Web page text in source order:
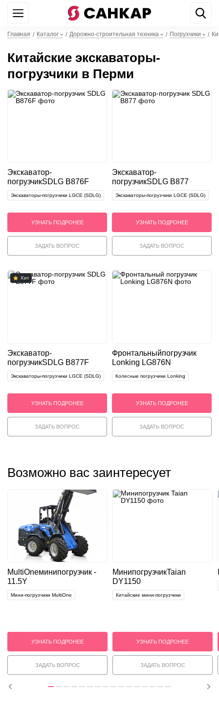
Главная / Каталог / Дорожно-строительная техника / Погрузчики /
Китайские экскаваторы-
погрузчики в Перми
Экскаватор-
погрузчикSDLG B876F
Экскаваторы-погрузчики LGCE (SDLG)
УЗНАТЬ ПОДРОНЕЕ
ЗАДАТЬ ВОПРОС
Экскаватор-
погрузчикSDLG B877
Экскаваторы-погрузчики LGCE (SDLG)
УЗНАТЬ ПОДРОНЕЕ
ЗАДАТЬ ВОПРОС
Хит
Экскаватор-
погрузчикSDLG B877F
Экскаваторы-погрузчики LGCE (SDLG)
УЗНАТЬ ПОДРОНЕЕ
ЗАДАТЬ ВОПРОС
Фронтальныйпогрузчик
Lonking LG876N
Колесные погрузчики Lonking
УЗНАТЬ ПОДРОНЕЕ
ЗАДАТЬ ВОПРОС
Возможно вас заинтересует
MultiOneминипогрузчик -
11.5Y
Мини-погрузчики MultiOne
УЗНАТЬ ПОДРОНЕЕ
ЗАДАТЬ ВОПРОС
МинипогрузчикTaian
DY1150
Китайские мини-погрузчики
УЗНАТЬ ПОДРОНЕЕ
ЗАДАТЬ ВОПРОС
WhatsApp +7 499 842 22 44